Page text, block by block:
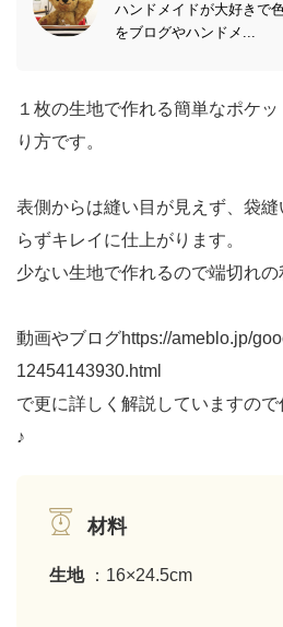
ハンドメイドが大好きで
をブログやハンドメ...
１枚の生地で作れる簡単なポケ
り方です。
表側からは縫い目が見えず、袋
らずキレイに仕上がります。
少ない生地で作れるので端切れの
動画やブログhttps://ameblo.jp/
12454143930.html
で更に詳しく解説していますの
♪
材料
生地 ：16×24.5cm